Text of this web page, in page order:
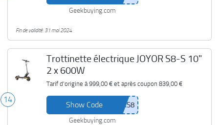
Geekbuying.com
Fin de validité: 31 mai 2024
14
Trottinette électrique JOYOR S8-S 10"
2 x 600W
Tarif d'origine à999,00 €et après coupon 839,00 €
Show Code
Geekbuying.com